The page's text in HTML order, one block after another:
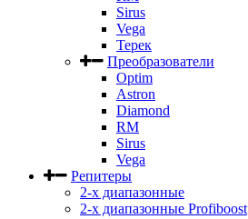
Sirus
Vega
Терек
Преобразователи
Optim
Astron
Diamond
RM
Sirus
Vega
Репитеры
2-х диапазонные
2-х диапазонные Profiboost